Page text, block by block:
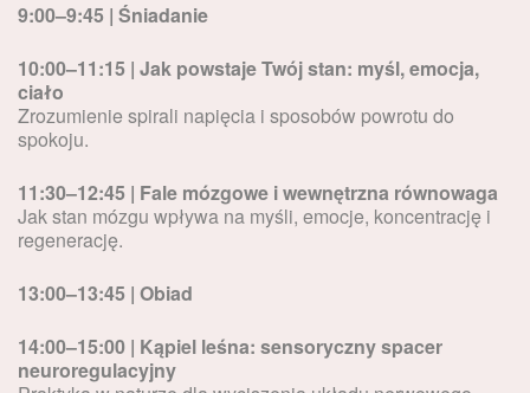
9:00–9:45 | Śniadanie
10:00–11:15 | Jak powstaje Twój stan: myśl, emocja,
ciało
Zrozumienie spirali napięcia i sposobów powrotu do
spokoju.
11:30–12:45 | Fale mózgowe i wewnętrzna równowaga
Jak stan mózgu wpływa na myśli, emocje, koncentrację i
regenerację.
13:00–13:45 | Obiad
14:00–15:00 | Kąpiel leśna: sensoryczny spacer
neuroregulacyjny